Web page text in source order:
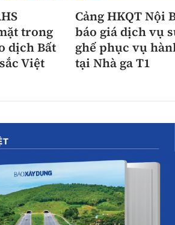
trong
dịch Bất
Việt
Cảng HKQT Nội
báo giá dịch vụ
ghế phục vụ
tại Nhà ga T1